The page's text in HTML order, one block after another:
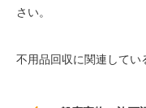
さい。
不用品回収に関連してい